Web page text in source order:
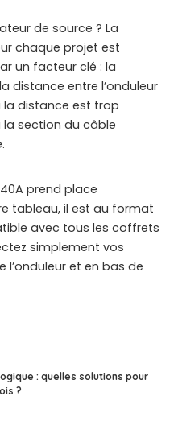
de source ? La
chaque projet est
un facteur clé : la
distance entre l’onduleur
la distance est trop
section du câble
prend place
tableau, il est au format
avec tous les coffrets
simplement vos
et en bas de
: quelles solutions pour
?